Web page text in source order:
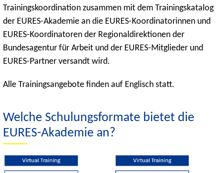
Trainingskoordination zusammen mit dem Trainingskatalog
der EURES-Akademie an die EURES-Koordinatorinnen und
EURES-Koordinatoren der Regionaldirektionen der
Bundesagentur für Arbeit und der EURES-Mitglieder und
EURES-Partner versandt wird.
Alle Trainingsangebote finden auf Englisch statt.
Welche Schulungsformate bietet die
EURES-Akademie an?